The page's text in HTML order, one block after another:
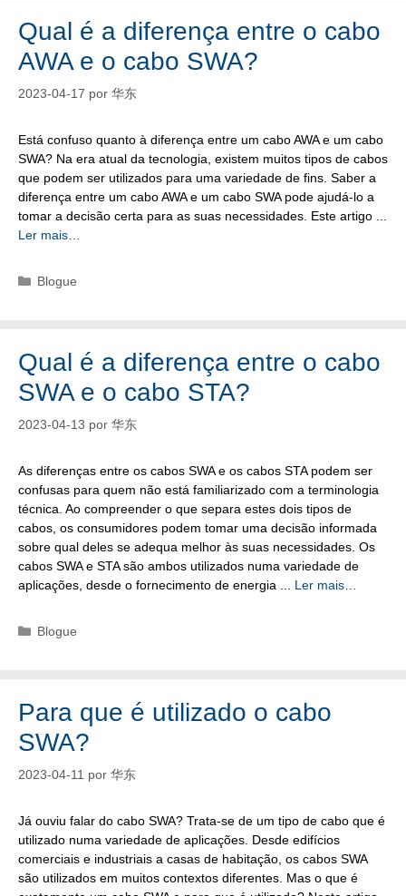
Qual é a diferença entre o cabo
AWA e o cabo SWA?
2023-04-17 por 华东
Está confuso quanto à diferença entre um cabo AWA e um cabo
SWA? Na era atual da tecnologia, existem muitos tipos de cabos
que podem ser utilizados para uma variedade de fins. Saber a
diferença entre um cabo AWA e um cabo SWA pode ajudá-lo a
tomar a decisão certa para as suas necessidades. Este artigo ...
Ler mais…
Categorias
Blogue
Qual é a diferença entre o cabo
SWA e o cabo STA?
2023-04-13 por 华东
As diferenças entre os cabos SWA e os cabos STA podem ser
confusas para quem não está familiarizado com a terminologia
técnica. Ao compreender o que separa estes dois tipos de
cabos, os consumidores podem tomar uma decisão informada
sobre qual deles se adequa melhor às suas necessidades. Os
cabos SWA e STA são ambos utilizados numa variedade de
aplicações, desde o fornecimento de energia ... Ler mais…
Categorias
Blogue
Para que é utilizado o cabo
SWA?
2023-04-11 por 华东
Já ouviu falar do cabo SWA? Trata-se de um tipo de cabo que é
utilizado numa variedade de aplicações. Desde edifícios
comerciais e industriais a casas de habitação, os cabos SWA
são utilizados em muitos contextos diferentes. Mas o que é